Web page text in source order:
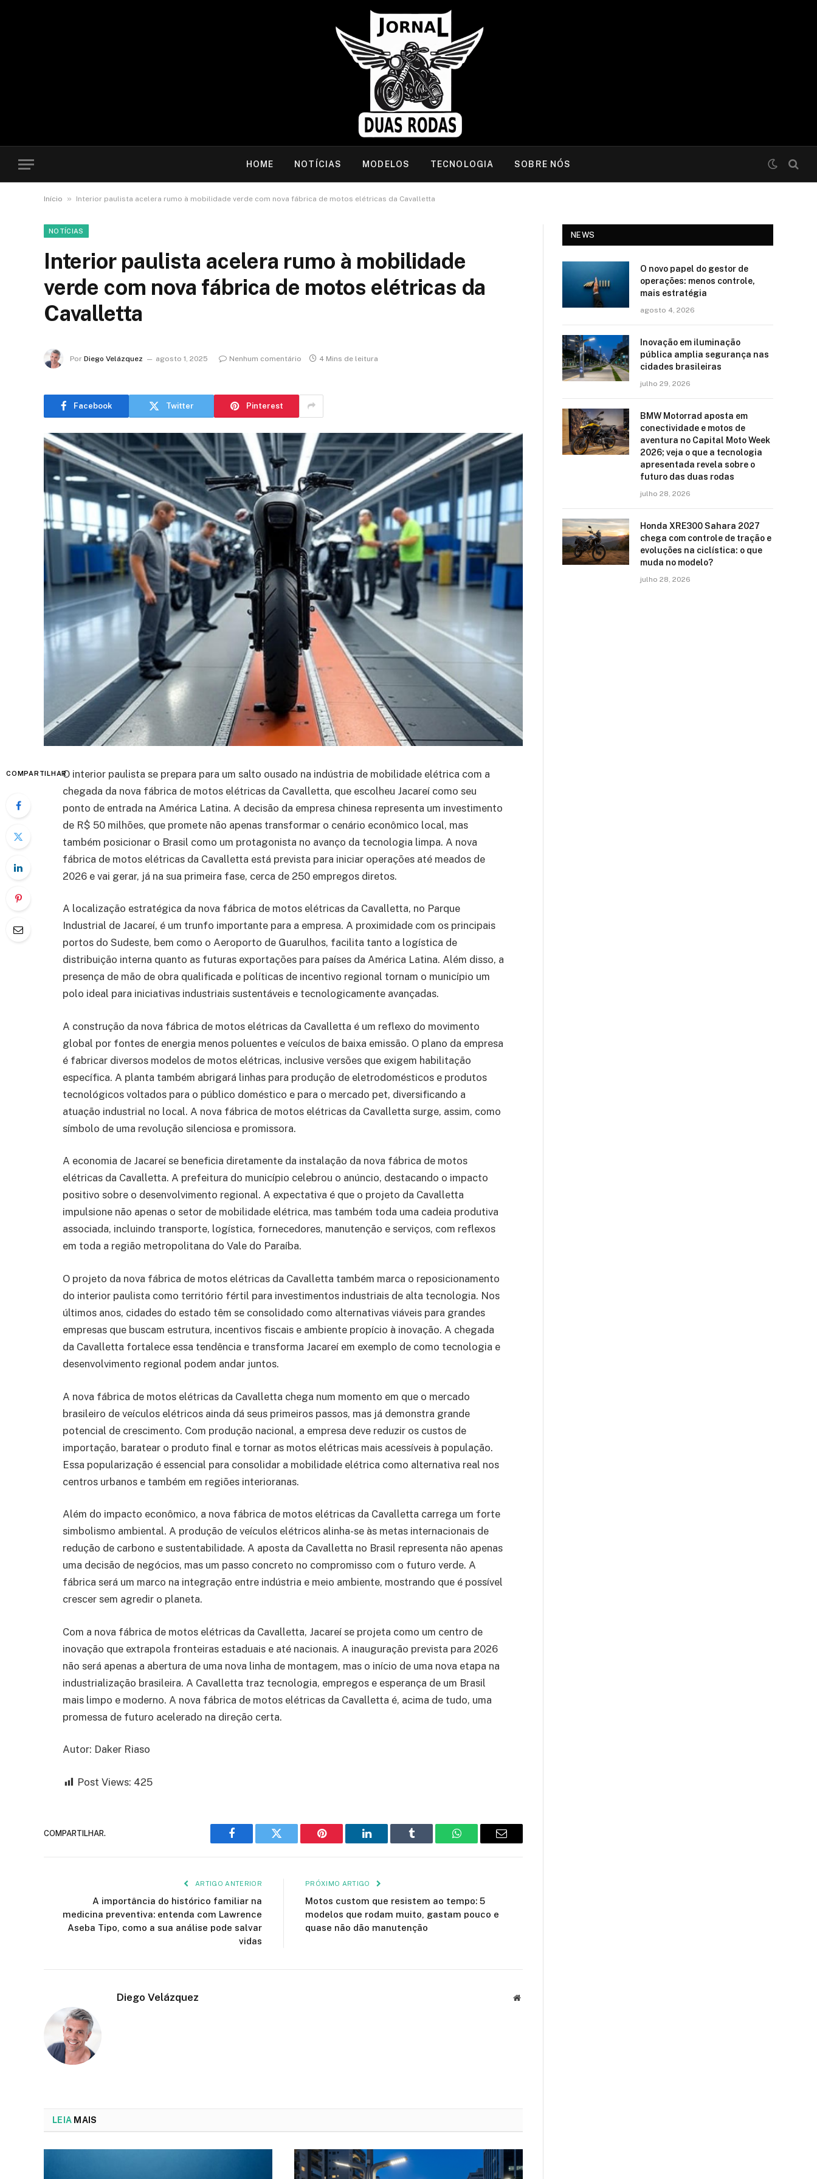
HOME NOTÍCIAS MODELOS TECNOLOGIA SOBRE NÓS
Início » Interior paulista acelera rumo à mobilidade verde com nova fábrica de motos elétricas da Cavalletta
NOTÍCIAS
Interior paulista acelera rumo à mobilidade
verde com nova fábrica de motos elétricas da
Cavalletta
Por Diego Velázquez agosto 1, 2025 Nenhum comentário 4 Mins de leitura
Facebook Twitter Pinterest
COMPARTILHARO interior paulista se prepara para um salto ousado na indústria de mobilidade elétrica com a
chegada da nova fábrica de motos elétricas da Cavalletta, que escolheu Jacareí como seu
ponto de entrada na América Latina. A decisão da empresa chinesa representa um investimento
de R$ 50 milhões, que promete não apenas transformar o cenário econômico local, mas
também posicionar o Brasil como um protagonista no avanço da tecnologia limpa. A nova
fábrica de motos elétricas da Cavalletta está prevista para iniciar operações até meados de
2026 e vai gerar, já na sua primeira fase, cerca de 250 empregos diretos.
A localização estratégica da nova fábrica de motos elétricas da Cavalletta, no Parque
Industrial de Jacareí, é um trunfo importante para a empresa. A proximidade com os principais
portos do Sudeste, bem como o Aeroporto de Guarulhos, facilita tanto a logística de
distribuição interna quanto as futuras exportações para países da América Latina. Além disso, a
presença de mão de obra qualificada e políticas de incentivo regional tornam o município um
polo ideal para iniciativas industriais sustentáveis e tecnologicamente avançadas.
A construção da nova fábrica de motos elétricas da Cavalletta é um reflexo do movimento
global por fontes de energia menos poluentes e veículos de baixa emissão. O plano da empresa
é fabricar diversos modelos de motos elétricas, inclusive versões que exigem habilitação
específica. A planta também abrigará linhas para produção de eletrodomésticos e produtos
tecnológicos voltados para o público doméstico e para o mercado pet, diversificando a
atuação industrial no local. A nova fábrica de motos elétricas da Cavalletta surge, assim, como
símbolo de uma revolução silenciosa e promissora.
A economia de Jacareí se beneficia diretamente da instalação da nova fábrica de motos
elétricas da Cavalletta. A prefeitura do município celebrou o anúncio, destacando o impacto
positivo sobre o desenvolvimento regional. A expectativa é que o projeto da Cavalletta
impulsione não apenas o setor de mobilidade elétrica, mas também toda uma cadeia produtiva
associada, incluindo transporte, logística, fornecedores, manutenção e serviços, com reflexos
em toda a região metropolitana do Vale do Paraíba.
O projeto da nova fábrica de motos elétricas da Cavalletta também marca o reposicionamento
do interior paulista como território fértil para investimentos industriais de alta tecnologia. Nos
últimos anos, cidades do estado têm se consolidado como alternativas viáveis para grandes
empresas que buscam estrutura, incentivos fiscais e ambiente propício à inovação. A chegada
da Cavalletta fortalece essa tendência e transforma Jacareí em exemplo de como tecnologia e
desenvolvimento regional podem andar juntos.
A nova fábrica de motos elétricas da Cavalletta chega num momento em que o mercado
brasileiro de veículos elétricos ainda dá seus primeiros passos, mas já demonstra grande
potencial de crescimento. Com produção nacional, a empresa deve reduzir os custos de
importação, baratear o produto final e tornar as motos elétricas mais acessíveis à população.
Essa popularização é essencial para consolidar a mobilidade elétrica como alternativa real nos
centros urbanos e também em regiões interioranas.
Além do impacto econômico, a nova fábrica de motos elétricas da Cavalletta carrega um forte
simbolismo ambiental. A produção de veículos elétricos alinha-se às metas internacionais de
redução de carbono e sustentabilidade. A aposta da Cavalletta no Brasil representa não apenas
uma decisão de negócios, mas um passo concreto no compromisso com o futuro verde. A
fábrica será um marco na integração entre indústria e meio ambiente, mostrando que é possível
crescer sem agredir o planeta.
Com a nova fábrica de motos elétricas da Cavalletta, Jacareí se projeta como um centro de
inovação que extrapola fronteiras estaduais e até nacionais. A inauguração prevista para 2026
não será apenas a abertura de uma nova linha de montagem, mas o início de uma nova etapa na
industrialização brasileira. A Cavalletta traz tecnologia, empregos e esperança de um Brasil
mais limpo e moderno. A nova fábrica de motos elétricas da Cavalletta é, acima de tudo, uma
promessa de futuro acelerado na direção certa.
Autor: Daker Riaso
Post Views: 425
COMPARTILHAR.
Facebook Twitter Pinterest LinkedIn Tumblr WhatsAppEmail
ARTIGO ANTERIOR
A importância do histórico familiar na
medicina preventiva: entenda com Lawrence
Aseba Tipo, como a sua análise pode salvar
vidas
PRÓXIMO ARTIGO
Motos custom que resistem ao tempo: 5
modelos que rodam muito, gastam pouco e
quase não dão manutenção
Diego Velázquez Website
LEIA MAIS
NEWS
O novo papel do gestor de
operações: menos controle,
mais estratégia
agosto 4, 2026
Inovação em iluminação
pública amplia segurança nas
cidades brasileiras
julho 29, 2026
BMW Motorrad aposta em
conectividade e motos de
aventura no Capital Moto Week
2026; veja o que a tecnologia
apresentada revela sobre o
futuro das duas rodas
julho 28, 2026
Honda XRE300 Sahara 2027
chega com controle de tração e
evoluções na ciclística: o que
muda no modelo?
julho 28, 2026